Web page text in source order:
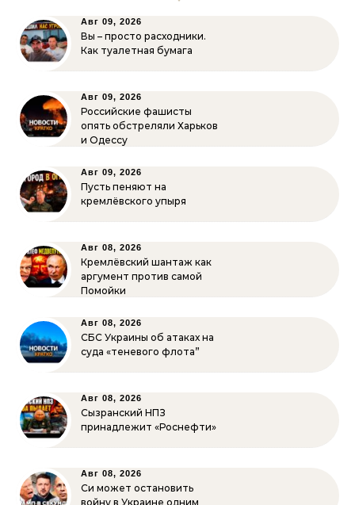
Авг 09, 2026
Вы – просто расходники.
Как туалетная бумага
Авг 09, 2026
Российские фашисты
опять обстреляли Харьков
и Одессу
Авг 09, 2026
Пусть пеняют на
кремлёвского упыря
Авг 08, 2026
Кремлёвский шантаж как
аргумент против самой
Помойки
Авг 08, 2026
СБС Украины об атаках на
суда «теневого флота”
Авг 08, 2026
Сызранский НПЗ
принадлежит «Роснефти»
Авг 08, 2026
Си может остановить
войну в Украине одним